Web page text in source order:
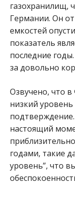
газохранилищ,
Германии. Он
емкостей
показатель
последние
за довольно
Озвучено, что
низкий
настоящий
годами, такие
уровень”, что